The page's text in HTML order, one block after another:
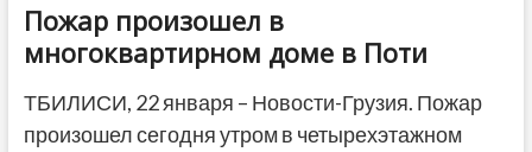
Пожар произошел в
многоквартирном доме в Поти
ТБИЛИСИ, 22 января – Новости-Грузия. Пожар
произошел сегодня утром в четырехэтажном